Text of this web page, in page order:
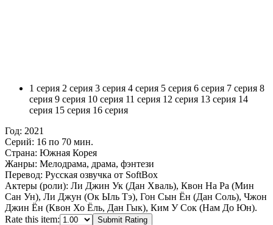
1 серия 2 серия 3 серия 4 серия 5 серия 6 серия 7 серия 8
серия 9 серия 10 серия 11 серия 12 серия 13 серия 14
серия 15 серия 16 серия
Год: 2021
Серий: 16 по 70 мин.
Страна: Южная Корея
Жанры: Мелодрама, драма, фэнтези
Перевод: Русская озвучка от SoftBox
Актеры (роли): Ли Джин Ук (Дан Хваль), Квон На Ра (Мин
Сан Ун), Ли Джун (Ок Ыль Тэ), Гон Сын Ён (Дан Соль), Чжон
Джин Ён (Квон Хо Ёль, Дан Гык), Ким У Сок (Нам До Юн).
Rate this item:
Submit Rating